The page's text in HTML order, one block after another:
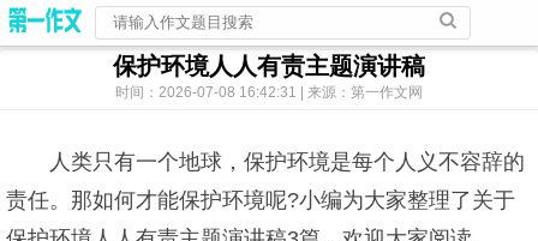
保护环境人人有责主题演讲稿
时间：2026-07-08 16:42:31 | 来源：第一作文网
人类只有一个地球，保护环境是每个人义不容辞的
责任。那如何才能保护环境呢?小编为大家整理了关于